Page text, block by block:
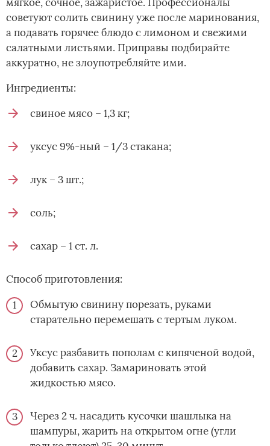
советуют солить свинину уже после маринования,
а подавать горячее блюдо с лимоном и свежими
салатными листьями. Приправы подбирайте
аккуратно, не злоупотребляйте ими.
Ингредиенты:
свиное мясо – 1,3 кг;
уксус 9%-ный – 1/3 стакана;
лук – 3 шт.;
соль;
сахар – 1 ст. л.
Способ приготовления:
Обмытую свинину порезать, руками
старательно перемешать с тертым луком.
Уксус разбавить пополам с кипяченой водой,
добавить сахар. Замариновать этой
жидкостью мясо.
Через 2 ч. насадить кусочки шашлыка на
шампуры, жарить на открытом огне (угли